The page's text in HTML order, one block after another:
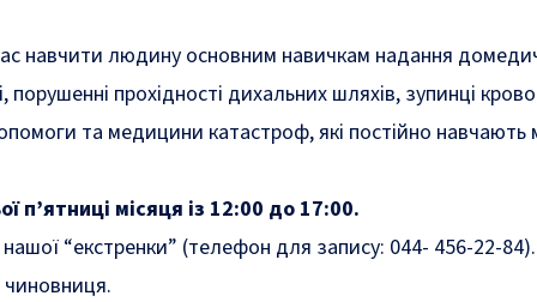
навчити людину основним навичкам надання
прохідності дихальних шляхів, зупинці
та медицини катастроф, які постійно навчають
п’ятниці місяця із 12:00 до 17:00.
“екстренки” (телефон для запису: 044- 456-22-